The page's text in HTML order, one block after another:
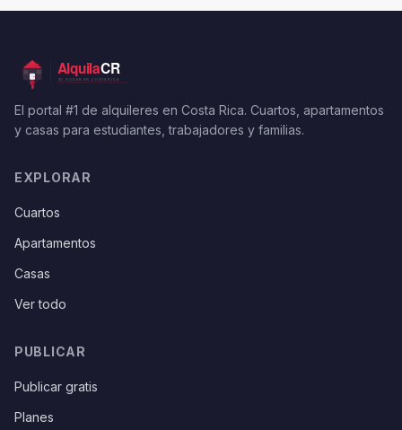
El portal #1 de alquileres en Costa Rica. Cuartos, apartamentos
y casas para estudiantes, trabajadores y familias.
EXPLORAR
Cuartos
Apartamentos
Casas
Ver todo
PUBLICAR
Publicar gratis
Planes